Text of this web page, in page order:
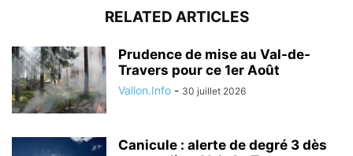
RELATED ARTICLES
Prudence de mise au Val-de-
Travers pour ce 1er Août
Vallon.Info - 30 juillet 2026
Canicule : alerte de degré 3 dès